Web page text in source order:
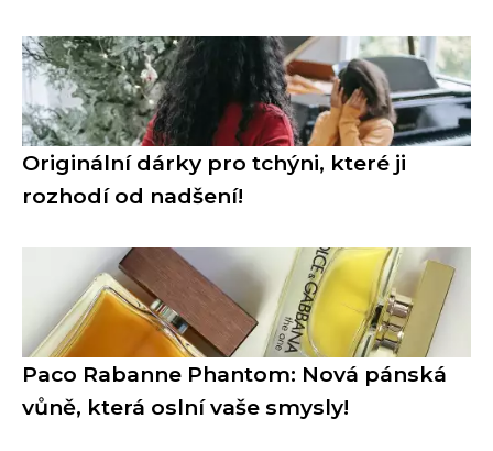
Originální dárky pro tchýni, které ji
rozhodí od nadšení!
Paco Rabanne Phantom: Nová pánská
vůně, která oslní vaše smysly!